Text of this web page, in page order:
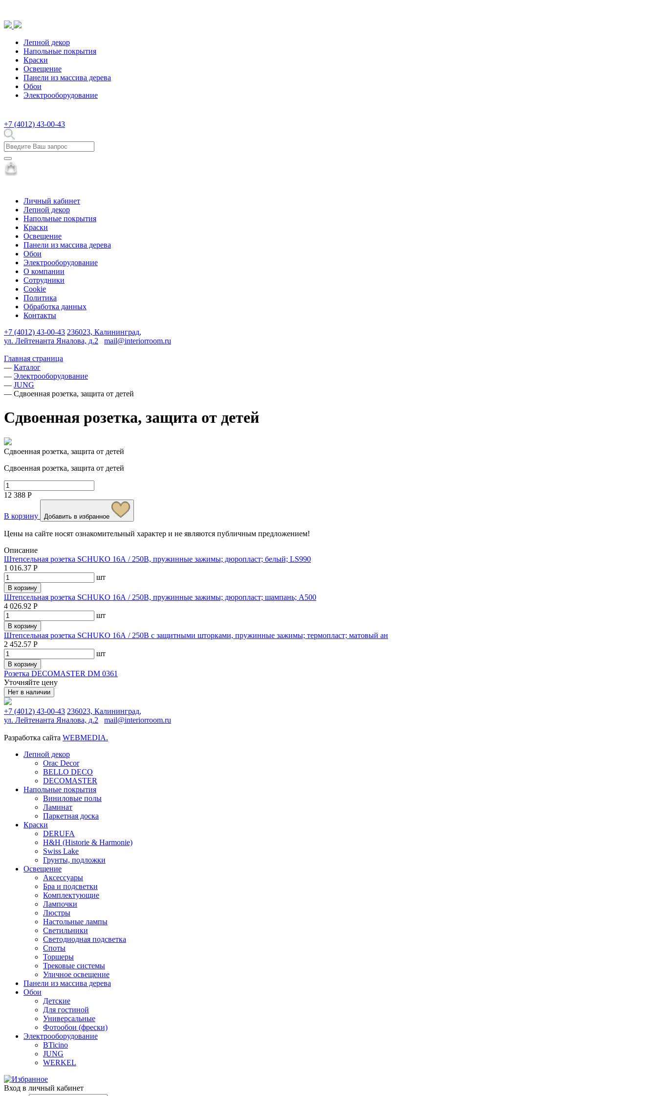
Лепной декор
Напольные покрытия
Краски
Освещение
Панели из массива дерева
Обои
Электрооборудование
+7 (4012) 43-00-43
Личный кабинет
Лепной декор
Напольные покрытия
Краски
Освещение
Панели из массива дерева
Обои
Электрооборудование
О компании
Сотрудники
Cookie
Политика
Обработка данных
Контакты
+7 (4012) 43-00-43 236023, Калининград,
ул. Лейтенанта Яналова, д.2
mail@interiorroom.ru
Главная страница
— Каталог
— Электрооборудование
— JUNG
— Сдвоенная розетка, защита от детей
Сдвоенная розетка, защита от детей
Сдвоенная розетка, защита от детей
Сдвоенная розетка, защита от детей
12 388 Р
В корзину Добавить в избранное
Цены на сайте носят ознакомительный характер и не являются публичным предложением!
Описание
Штепсельная розетка SCHUKO 16А / 250В, пружинные зажимы; дюропласт; белый; LS990
1 016.37 Р
шт
В корзину
Штепсельная розетка SCHUKO 16А / 250В, пружинные зажимы; дюропласт; шампань; A500
4 026.92 Р
шт
В корзину
Штепсельная розетка SCHUKO 16А / 250В с защитными шторками, пружинные зажимы; термопласт; матовый ан
2 452.57 Р
шт
В корзину
Розетка DECOMASTER DM 0361
Уточняйте цену
Нет в наличии
+7 (4012) 43-00-43 236023, Калининград,
ул. Лейтенанта Яналова, д.2
mail@interiorroom.ru
Разработка сайта WEBMEDIA.
Лепной декор
Orac Decor
BELLO DECO
DECOMASTER
Напольные покрытия
Виниловые полы
Ламинат
Паркетная доска
Краски
DERUFA
H&H (Historie & Harmonie)
Swiss Lake
Грунты, подложки
Освещение
Аксессуары
Бра и подсветки
Комплектующие
Лампочки
Люстры
Настольные лампы
Светильники
Светодиодная подсветка
Споты
Торшеры
Трековые системы
Уличное освещение
Панели из массива дерева
Обои
Детские
Для гостиной
Универсальные
Фотообои (фрески)
Электрооборудование
BTicino
JUNG
WERKEL
Вход в личный кабинет